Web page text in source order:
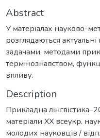
Abstract
У матеріалах науково-
розглядаються актуальні
задачами, методами
термінознавством,
впливу.
Description
Прикладна
матеріали ХХ всеукр.
молодих науковців /